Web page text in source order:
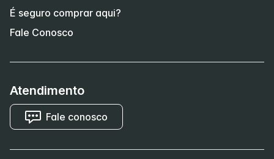
É seguro comprar aqui?
Fale Conosco
Atendimento
Fale conosco